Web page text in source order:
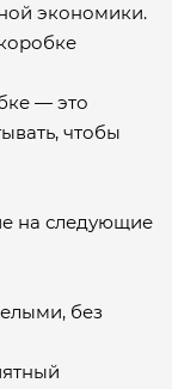
экономики.
— это
чтобы
на следующие
без